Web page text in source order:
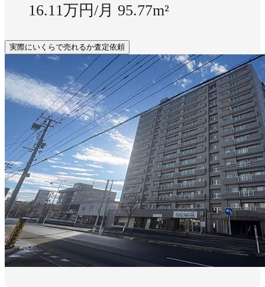
16.11万円/月 95.77m²
実際にいくらで売れるか査定依頼